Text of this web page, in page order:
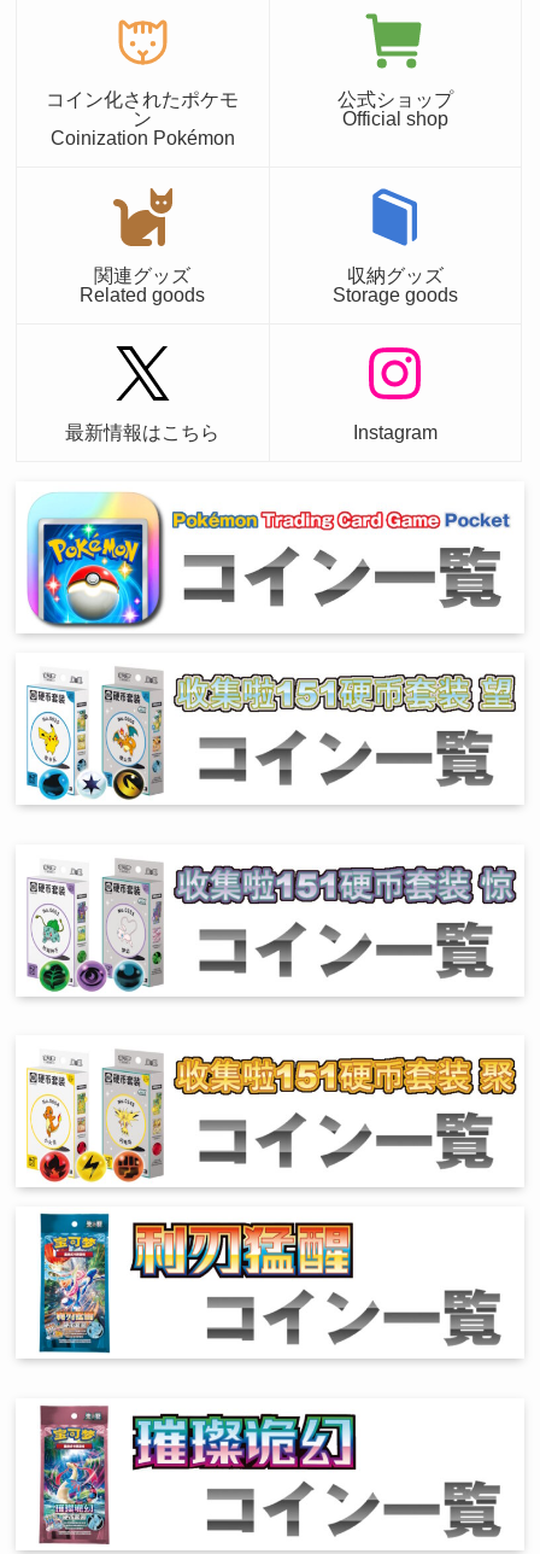
コイン化されたポケモ
ン
Coinization Pokémon
公式ショップ
Official shop
関連グッズ
Related goods
収納グッズ
Storage goods
最新情報はこちら Instagram